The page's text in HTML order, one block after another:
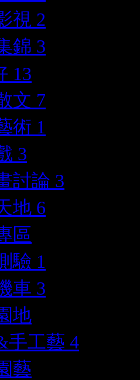
視 2
錦 3
13
文 7
術 1
3
討論 3
地 6
區
驗 1
車 3
地
手工藝 4
藝